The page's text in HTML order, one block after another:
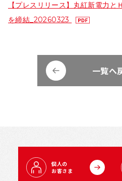
【プレスリリース】丸紅新電力と
を締結_20260323
一覧へ
個人の
お客さま